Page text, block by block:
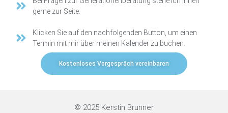
gerne zur Seite.
Klicken Sie auf den nachfolgenden Button, um einen
Termin mit mir über meinen Kalender zu buchen.
Kostenloses Vorgespräch vereinbaren
© 2025 Kerstin Brunner